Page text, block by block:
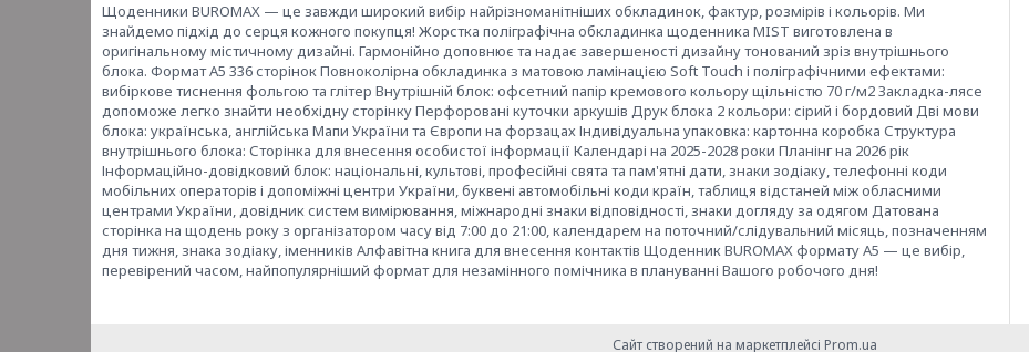
Щоденники BUROMAX — це завжди широкий вибір найрізноманітніших обкладинок, фактур, розмірів і кольорів. Ми
знайдемо підхід до серця кожного покупця! Жорстка поліграфічна обкладинка щоденника MIST виготовлена в
оригінальному містичному дизайні. Гармонійно доповнює та надає завершеності дизайну тонований зріз внутрішнього
блока. Формат А5 336 сторінок Повноколірна обкладинка з матовою ламінацією Soft Touch і поліграфічними ефектами:
вибіркове тиснення фольгою та глітер Внутрішній блок: офсетний папір кремового кольору щільністю 70 г/м2 Закладка-лясе
допоможе легко знайти необхідну сторінку Перфоровані куточки аркушів Друк блока 2 кольори: сірий і бордовий Дві мови
блока: українська, англійська Мапи України та Європи на форзацах Індивідуальна упаковка: картонна коробка Структура
внутрішнього блока: Сторінка для внесення особистої інформації Календарі на 2025-2028 роки Планінг на 2026 рік
Інформаційно-довідковий блок: національні, культові, професійні свята та пам'ятні дати, знаки зодіаку, телефонні коди
мобільних операторів і допоміжні центри України, буквені автомобільні коди країн, таблиця відстаней між обласними
центрами України, довідник систем вимірювання, міжнародні знаки відповідності, знаки догляду за одягом Датована
сторінка на щодень року з організатором часу від 7:00 до 21:00, календарем на поточний/слідувальний місяць, позначенням
дня тижня, знака зодіаку, іменників Алфавітна книга для внесення контактів Щоденник BUROMAX формату А5 — це вибір,
перевірений часом, найпопулярніший формат для незамінного помічника в плануванні Вашого робочого дня!
Сайт створений на маркетплейсі Prom.ua